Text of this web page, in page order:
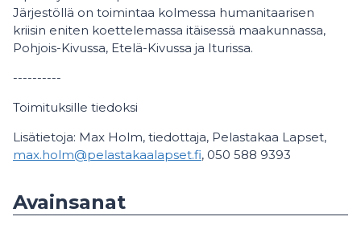
Järjestöllä on toimintaa kolmessa humanitaarisen
kriisin eniten koettelemassa itäisessä maakunnassa,
Pohjois-Kivussa, Etelä-Kivussa ja Iturissa.
----------
Toimituksille tiedoksi
Lisätietoja: Max Holm, tiedottaja, Pelastakaa Lapset,
max.holm@pelastakaalapset.fi, 050 588 9393
Avainsanat